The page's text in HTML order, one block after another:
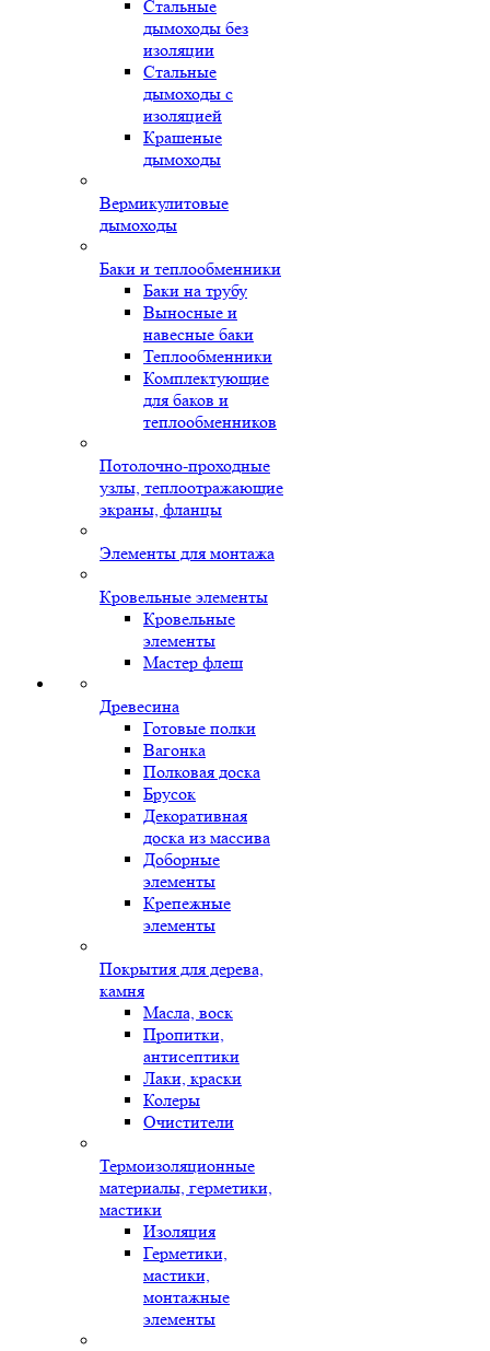
Стальные
дымоходы без
изоляции
Стальные
дымоходы с
изоляцией
Крашеные
дымоходы
Вермикулитовые
дымоходы
Баки и теплообменники
Баки на трубу
Выносные и
навесные баки
Теплообменники
Комплектующие
для баков и
теплообменников
Потолочно-проходные
узлы, теплоотражающие
экраны, фланцы
Элементы для монтажа
Кровельные элементы
Кровельные
элементы
Мастер флеш
Древесина
Готовые полки
Вагонка
Полковая доска
Брусок
Декоративная
доска из массива
Доборные
элементы
Крепежные
элементы
Покрытия для дерева,
камня
Масла, воск
Пропитки,
антисептики
Лаки, краски
Колеры
Очистители
Термоизоляционные
материалы, герметики,
мастики
Изоляция
Герметики,
мастики,
монтажные
элементы